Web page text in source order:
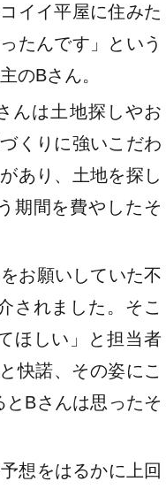
イイ平屋に住みた
たんです」という
のBさん。
んは土地探しやお
くりに強いこだわ
あり、土地を探し
期間を費やしたそ
お願いしていた不
されました。そこ
ほしい」と担当者
快諾、その姿にこ
Bさんは思ったそ
想をはるかに上回